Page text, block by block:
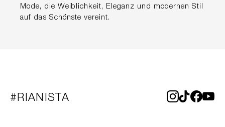
Mode, die Weiblichkeit, Eleganz und modernen Stil
auf das Schönste vereint.
#RIANISTA